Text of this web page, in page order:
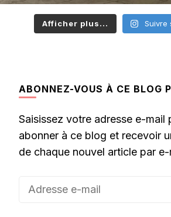
Afficher plus... Suivre
ABONNEZ-VOUS À CE BLOG
Saisissez votre adresse e-mail
abonner à ce blog et recevoir
de chaque nouvel article par e-
Adresse